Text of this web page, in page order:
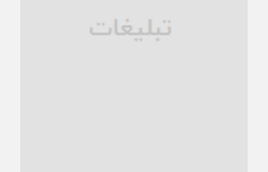
ترجیح عقلانیت ایرانی بر دیدگاه‌های آخرالزمانی